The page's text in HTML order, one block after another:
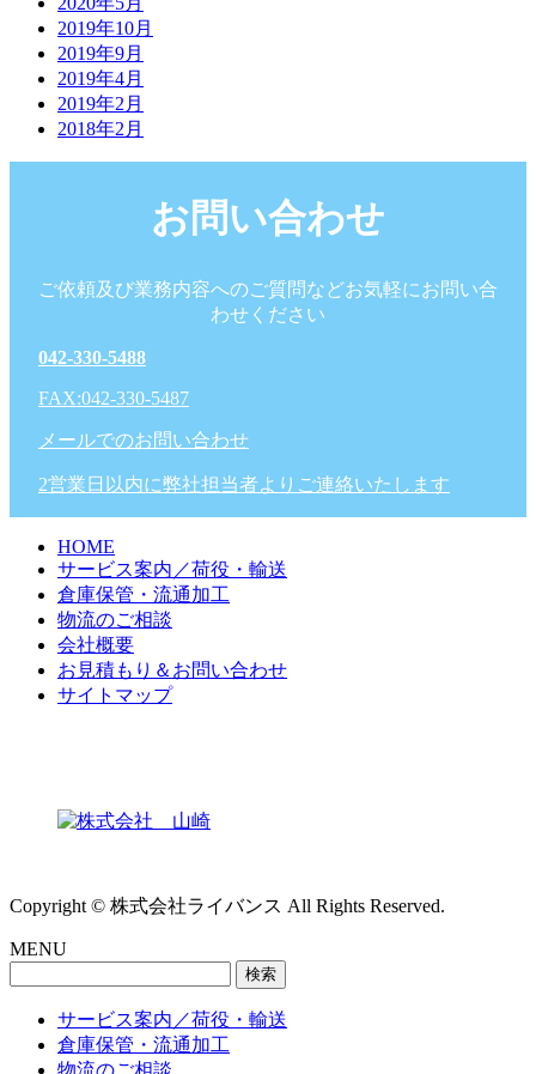
2019年10月
2019年9月
2019年4月
2019年2月
2018年2月
お問い合わせ
ご依頼及び業務内容へのご質問などお気軽にお問い合
わせください
042-330-5488
FAX:042-330-5487
メールでのお問い合わせ
2営業日以内に弊社担当者よりご連絡いたします
HOME
サービス案内／荷役・輸送
倉庫保管・流通加工
物流のご相談
会社概要
お見積もり＆お問い合わせ
サイトマップ
Copyright © 株式会社ライバンス All Rights Reserved.
MENU
サービス案内／荷役・輸送
倉庫保管・流通加工
物流のご相談